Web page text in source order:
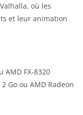
où les
et leur animation
AMD FX-8320
Go ou AMD Radeon